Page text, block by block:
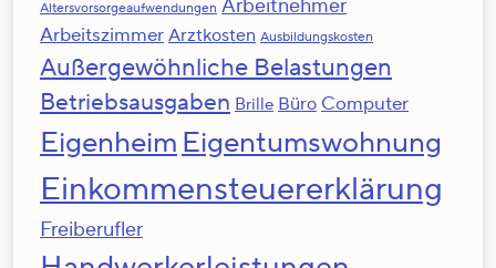
Altersvorsorgeaufwendungen Arbeitnehmer
Arbeitszimmer Arztkosten Ausbildungskosten
Außergewöhnliche Belastungen
Betriebsausgaben Brille Büro Computer
Eigenheim Eigentumswohnung
Einkommensteuererklärung
Freiberufler